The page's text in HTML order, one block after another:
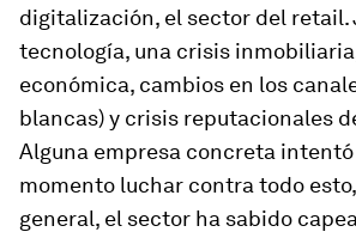
digitalización, el sector del retail.
tecnología, una crisis
económica, cambios en los
blancas) y crisis reputacionales
Alguna empresa concreta intentó
momento luchar contra todo
general, el sector ha sabido